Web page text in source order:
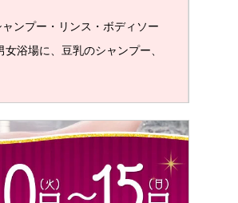
ンプー・リンス・ボディソー
浴場に、豆乳のシャンプー、